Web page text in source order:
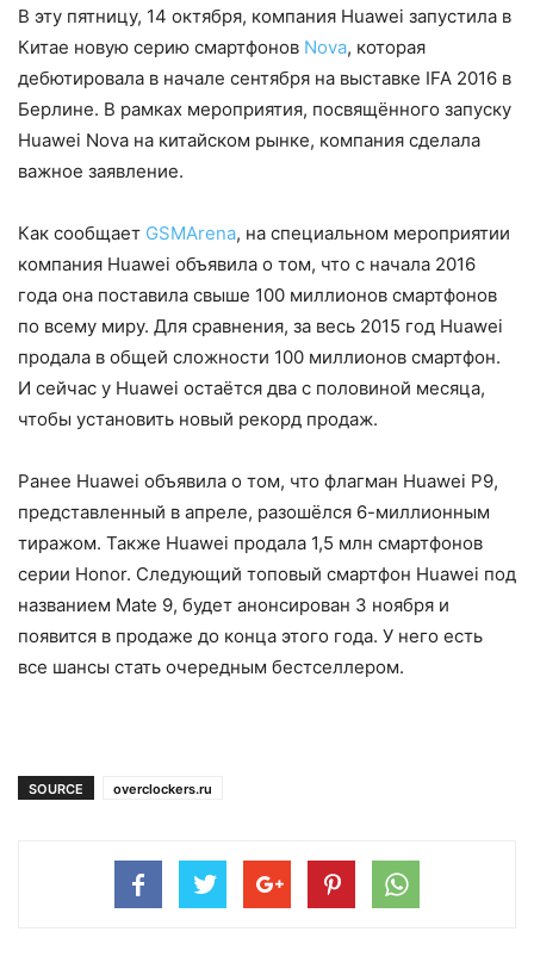
В эту пятницу, 14 октября, компания Huawei запустила в
Китае новую серию смартфонов Nova, которая
дебютировала в начале сентября на выставке IFA 2016 в
Берлине. В рамках мероприятия, посвящённого запуску
Huawei Nova на китайском рынке, компания сделала
важное заявление.
Как сообщает GSMArena, на специальном мероприятии
компания Huawei объявила о том, что с начала 2016
года она поставила свыше 100 миллионов смартфонов
по всему миру. Для сравнения, за весь 2015 год Huawei
продала в общей сложности 100 миллионов смартфон.
И сейчас у Huawei остаётся два с половиной месяца,
чтобы установить новый рекорд продаж.
Ранее Huawei объявила о том, что флагман Huawei P9,
представленный в апреле, разошёлся 6-миллионным
тиражом. Также Huawei продала 1,5 млн смартфонов
серии Honor. Следующий топовый смартфон Huawei под
названием Mate 9, будет анонсирован 3 ноября и
появится в продаже до конца этого года. У него есть
все шансы стать очередным бестселлером.
SOURCE overclockers.ru